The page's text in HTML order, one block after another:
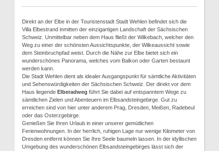
Direkt an der Elbe in der Touristenstadt Stadt Wehlen befindet sich die
Villa Elbestrand inmitten der einzigartigen Landschaft der Sächsischen
Schweiz. Unmittelbar neben dem Haus fließt der Wilkebach, welcher den
Weg zu einer der schönsten Aussichtspunkte, der Wilkeaussicht sowie
dem Steinbruchpfad weist. Durch die Nähe zur Elbe bietet sich ein
wunderschönes Panorama, welches vom Balkon oder Garten bestaunt
werden kann.
Die Stadt Wehlen dient als idealer Ausgangspunkt für sämtliche Aktivitäten
und Sehenswürdigkeiten der Sächsischen Schweiz. Der direkt vor dem
Haus liegende Elberadweg führt Sie dabei auf entspanntem Wege zu
sämtlichen Zielen und Abenteuern im Elbsandsteingebirge. Gut zu
erreichen sind von hier unter anderem Prag, Dresden, Meißen, Radebeul
oder das Osterzgebirge.
Genießen Sie Ihren Urlaub in einer unserer gemütlichen
Ferienwohnungen. In der herrlich, ruhigen Lage nur wenige Kilometer von
Dresden entfernt können Sie Ihre Seele baumeln lassen. In der idyllischen
Umgebung des wunderschönen Elbsandsteingebirges lässt sich der